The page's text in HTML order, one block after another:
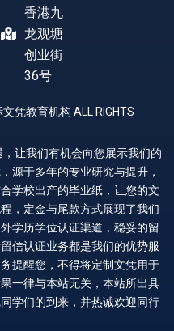
香港九
龙观塘
创业街
36号
凭教育机构 ALL RIGHTS
让我们有机会向您展示我们的
源于多年的专业研究与提升，
学校出产的毕业纸，让您的文
，定金与尾款方式展现了我们
学历学位认证渠道，稳妥的留
信认证业务都是我们的优势服
提醒您，不得将定制文凭用于
一律与本站无关，本站所出具
学们的到来，并热诚欢迎同行